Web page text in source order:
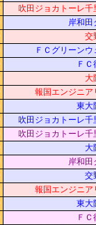
吹田ジョカトーレ千
岸和田
交
ＦＣグリーンウ
Ｆ
大
報国エンジニア
東大
吹田ジョカトーレ千
吹田ジョカトーレ千
大
岸和田
交
報国エンジニア
東大
Ｆ